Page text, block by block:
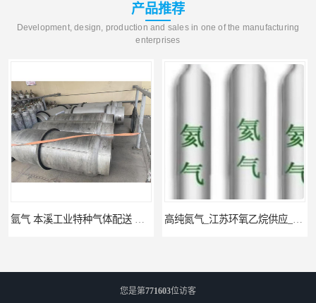
产品推荐
Development, design, production and sales in one of the manufacturing
enterprises
氩气 本溪工业特种气体配送 工业气体 高纯氮气_江苏环氧乙烷供应_泳鑫气体
您是第771603位访客